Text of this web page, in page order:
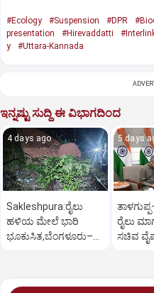
#Ecology #Suspension #DPR
presentation
#Hirevaddatti
y
#Uttara-Kannada
ಇನ್ನಷ್ಟು ಸುದ್ದಿ ಈ ವಿಭಾಗದಿಂದ
4 days ago
Sakleshpura:ರೈಲು
ಹಳಿಯ ಮೇಲೆ ಭಾರಿ
ಭೂಕುಸಿತ,ಬೆಂಗಳೂರು–
5 days
ರೈಲು
ಸಚಿವ